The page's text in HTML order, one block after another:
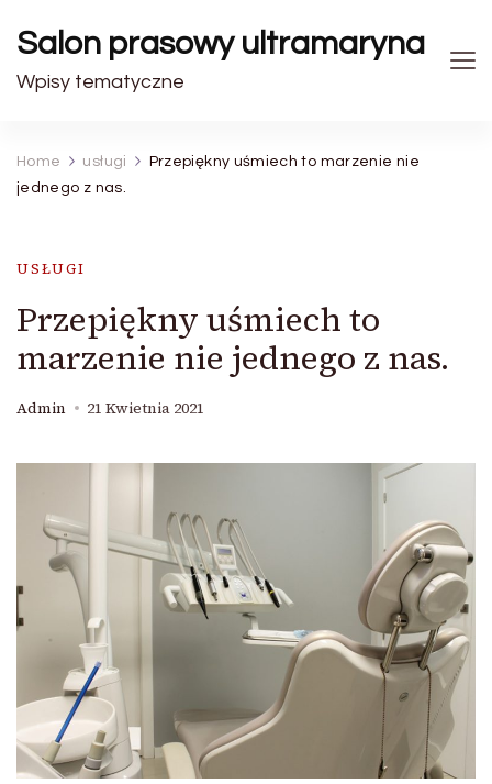
Salon prasowy ultramaryna
Wpisy tematyczne
Home usługi
Przepiękny uśmiech to marzenie nie
jednego z nas.
USŁUGI
Przepiękny uśmiech to
marzenie nie jednego z nas.
Admin 21 Kwietnia 2021